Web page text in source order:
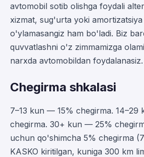
avtomobil sotib olishga foydali
xizmat, sug'urta yoki amortizatsiya
o'ylamasangiz ham bo'ladi. Biz
quvvatlashni o'z zimmamizga
narxda avtomobildan foydalanasiz.
Chegirma shkalasi
7–13 kun — 15% chegirma.
chegirma. 30+ kun — 25%
uchun qo'shimcha 5% chegirma
KASKO kiritilgan, kuniga 300 km